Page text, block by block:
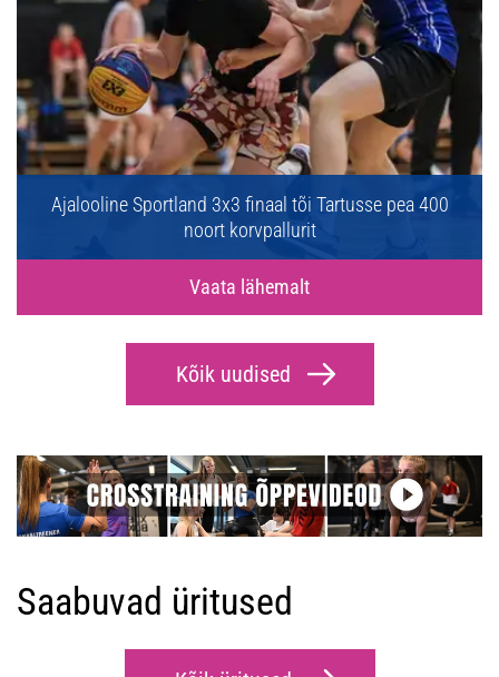
Ajalooline Sportland 3x3 finaal tõi Tartusse pea 400
noort korvpallurit
Vaata lähemalt
Kõik uudised
Saabuvad üritused